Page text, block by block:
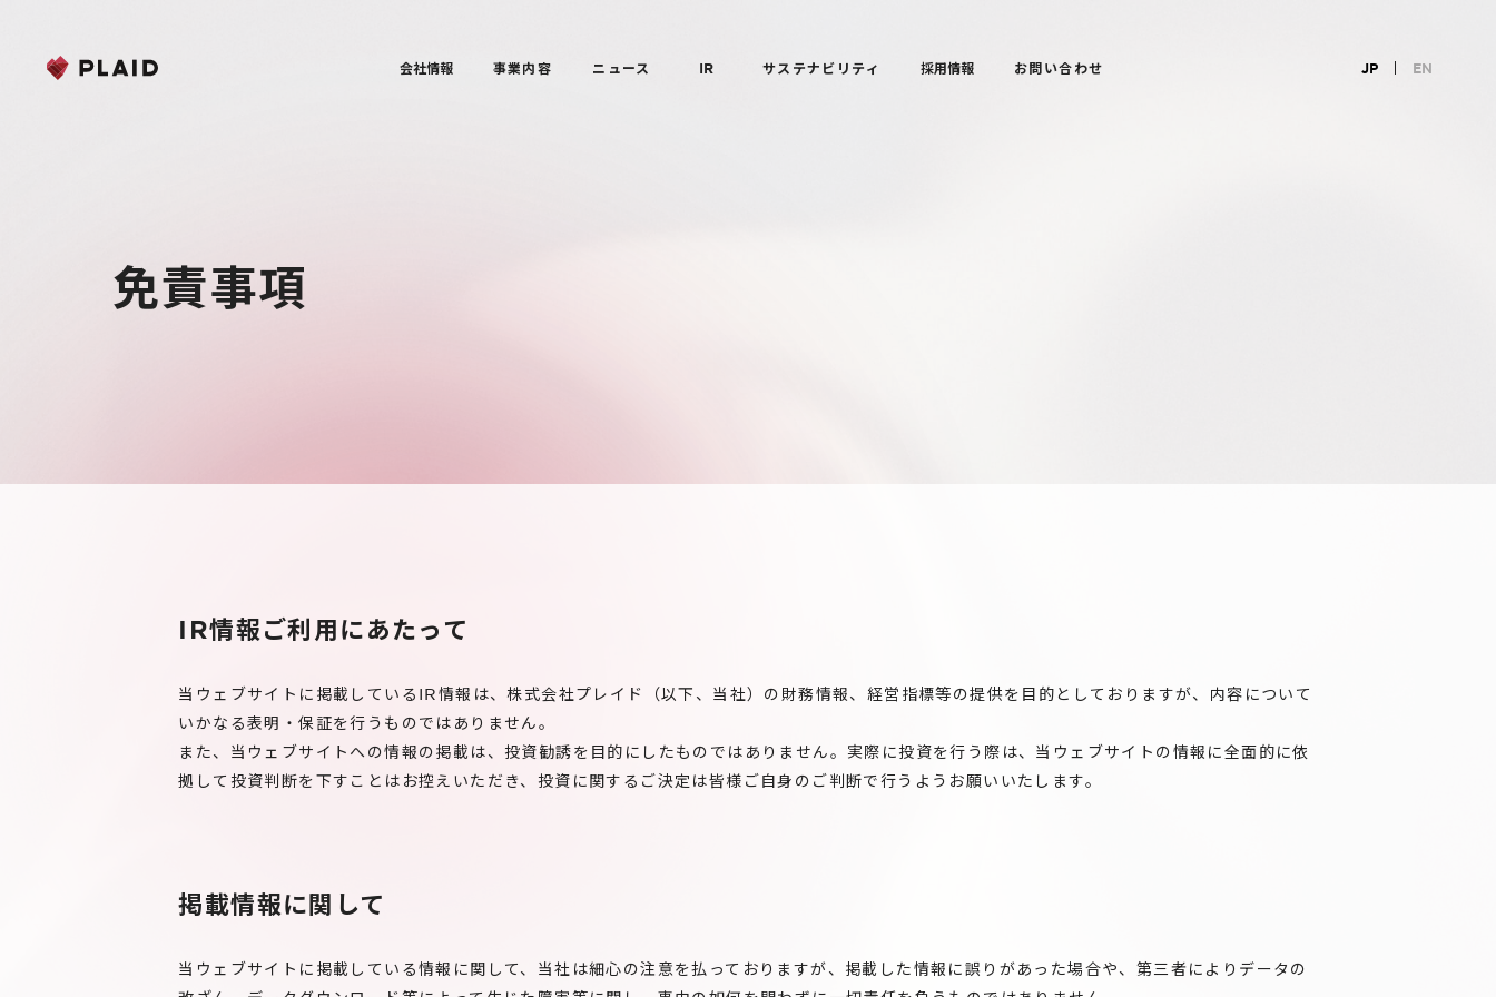
会社情報 事業内容 ニュース IR サステナビリティ 採用情報 お問い合わせ JP EN
免責事項
IR情報ご利用にあたって
当ウェブサイトに掲載しているIR情報は、株式会社プレイド（以下、当社）の財務情報、経営指標等の提供を目的としておりますが、内容について
いかなる表明・保証を行うものではありません。
また、当ウェブサイトへの情報の掲載は、投資勧誘を目的にしたものではありません。実際に投資を行う際は、当ウェブサイトの情報に全面的に依
拠して投資判断を下すことはお控えいただき、投資に関するご決定は皆様ご自身のご判断で行うようお願いいたします。
掲載情報に関して
当ウェブサイトに掲載している情報に関して、当社は細心の注意を払っておりますが、掲載した情報に誤りがあった場合や、第三者によりデータの